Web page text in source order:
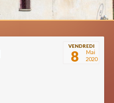
VENDREDI
8
Mai
2020